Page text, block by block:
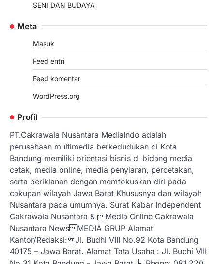
SENI DAN BUDAYA
Meta
Masuk
Feed entri
Feed komentar
WordPress.org
Profil
PT.Cakrawala Nusantara MediaIndo adalah
perusahaan multimedia berkedudukan di Kota
Bandung memiliki orientasi bisnis di bidang media
cetak, media online, media penyiaran, percetakan,
serta periklanan dengan memfokuskan diri pada
cakupan wilayah Jawa Barat Khususnya dan wilayah
Nusantara pada umumnya. Surat Kabar Independent
Cakrawala Nusantara & Media Online Cakrawala
Nusantara News MEDIA GRUP Alamat
Kantor/Redaksi: Jl. Budhi VIII No.92 Kota Bandung
40175 – Jawa Barat. Alamat Tata Usaha : Jl. Budhi VIII